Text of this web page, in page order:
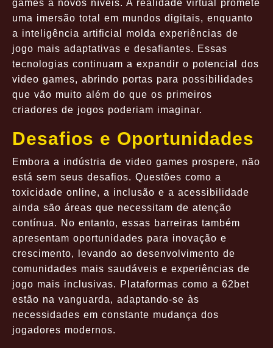
games a novos níveis. A realidade virtual promete
uma imersão total em mundos digitais, enquanto
a inteligência artificial molda experiências de
jogo mais adaptativas e desafiantes. Essas
tecnologias continuam a expandir o potencial dos
video games, abrindo portas para possibilidades
que vão muito além do que os primeiros
criadores de jogos poderiam imaginar.
Desafios e Oportunidades
Embora a indústria de video games prospere, não
está sem seus desafios. Questões como a
toxicidade online, a inclusão e a acessibilidade
ainda são áreas que necessitam de atenção
contínua. No entanto, essas barreiras também
apresentam oportunidades para inovação e
crescimento, levando ao desenvolvimento de
comunidades mais saudáveis e experiências de
jogo mais inclusivas. Plataformas como a 62bet
estão na vanguarda, adaptando-se às
necessidades em constante mudança dos
jogadores modernos.